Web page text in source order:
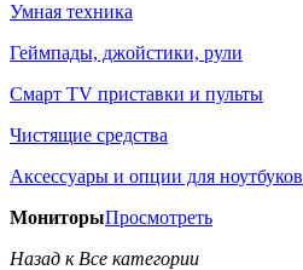
Умная техника
Геймпады, джойстики, рули
Смарт TV приставки и пульты
Чистящие средства
Аксессуары и опции для ноутбуков
МониторыПросмотреть
Назад к Все категории